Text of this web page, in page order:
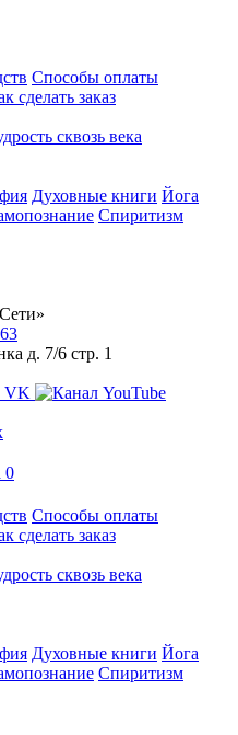
Способы оплаты
сделать заказ
сквозь века
Духовные книги Йога
Спиритизм
д. 7/6 стр. 1
0
Способы оплаты
сделать заказ
сквозь века
Духовные книги Йога
Спиритизм